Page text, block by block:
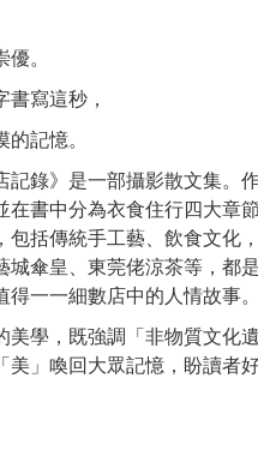
。
寫這秒，
記憶。
錄》是一部攝影散文集。
在書中分為衣食住行四大章
包括傳統手工藝、飲食文化
傘皇、東莞佬涼茶等，都
一一細數店中的人情故事。
美學，既強調「非物質文化
」喚回大眾記憶，盼讀者